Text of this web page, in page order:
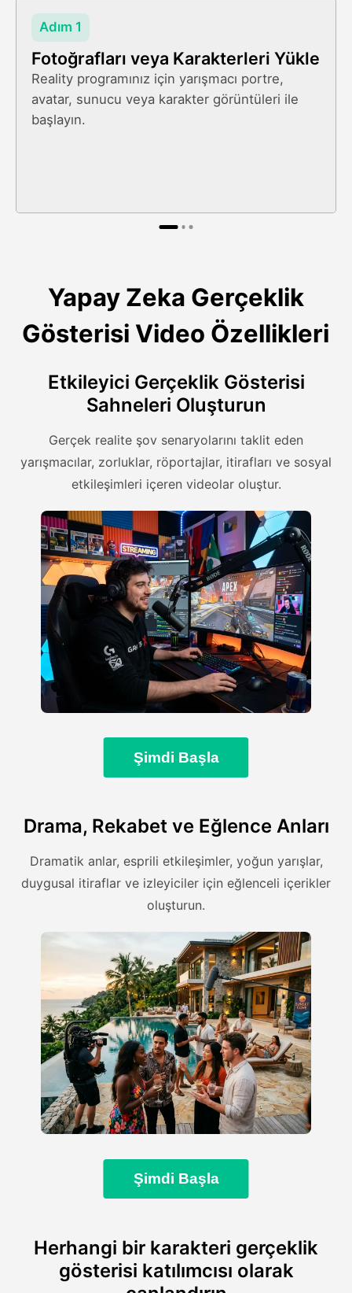
Adım 1
Fotoğrafları veya Karakterleri Yükle
Reality programınız için yarışmacı portre,
avatar, sunucu veya karakter görüntüleri ile
başlayın.
Yapay Zeka Gerçeklik
Gösterisi Video Özellikleri
Etkileyici Gerçeklik Gösterisi
Sahneleri Oluşturun
Gerçek realite şov senaryolarını taklit eden
yarışmacılar, zorluklar, röportajlar, itirafları ve sosyal
etkileşimleri içeren videolar oluştur.
Şimdi Başla
Drama, Rekabet ve Eğlence Anları
Dramatik anlar, esprili etkileşimler, yoğun yarışlar,
duygusal itiraflar ve izleyiciler için eğlenceli içerikler
oluşturun.
Şimdi Başla
Herhangi bir karakteri gerçeklik
gösterisi katılımcısı olarak